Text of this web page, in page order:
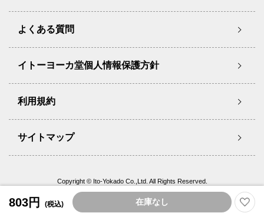
803円 (税込) 在庫なし
よくある質問
イトーヨーカ堂個人情報保護方針
利用規約
サイトマップ
Copyright © Ito-Yokado Co.,Ltd. All Rights Reserved.